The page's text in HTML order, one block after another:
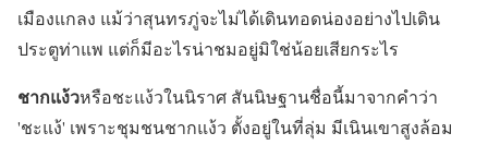
เมืองแกลง แม้ว่าสุนทรภู่จะไม่ได้เดินทอดน่องอย่างไปเดิน
ประตูท่าแพ แต่ก็มีอะไรน่าชมอยู่มิใช่น้อยเสียกระไร
ชากแง้วหรือชะแง้วในนิราศ สันนิษฐานชื่อนี้มาจากคำว่า
'ชะแง้' เพราะชุมชนชากแง้ว ตั้งอยู่ในที่ลุ่ม มีเนินเขาสูงล้อม